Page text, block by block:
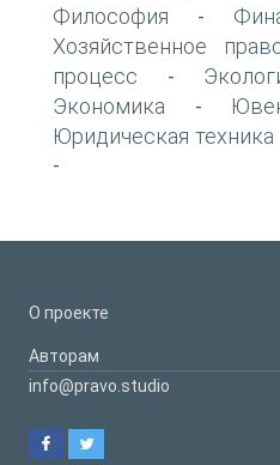
Философия -
Хозяйственное
процесс -
Экономика -
Юридическая техника
-
О проекте
Авторам
info@pravo.studio